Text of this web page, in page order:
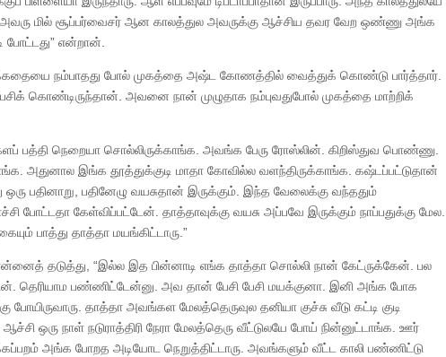
மில் சூப்பர்வைசர் ஆன காலத்துல அவருக்கு ஆச்சிய தவர வேற ஒண்ணு அங்க
போட்டது” என்றான்.
நம்பாதது போல் முகத்தை அஷ்ட கோணத்தில் வைத்துக் கொண்டு பார்த்தார்.
கொண்டிருந்தான். அவனை நான் முழுதாக நம்புவதுபோல் முகத்தை மாற்றிக்
நெறையா சொல்லிருக்காங்க. அவங்க பேரு ரோஸ்லின். கிறிஸ்துவ பொண்ணு.
அதுனால இங்க தூத்துக்குடி மாதா கோவில்ல வளந்திருக்காங்க. கஷ்டப்பட்டுதான்
பதினாறு, பதினேழு வயசுதான் இருக்கும். இந்த வேலைக்கு வந்ததும்
கேள்விப்பட்டேன். தாத்தாவுக்கு வயசு அப்பவே இருக்கும் நாப்பதுக்கு மேல.
பாத்து தாத்தா மயங்கிட்டாரு.”
தடுத்து, “இல்ல இத பின்னாடி எங்க தாத்தா சொல்லி நான் கேட்ருக்கேன். பல
தெரியாம பண்ணிட்டேன்னு. அவ தான் பேசி பேசி மயக்குனா. இனி அங்க போக
தாத்தா அவங்கள மேலத்தெருவுல தனியா குச்சு வீடு கட்டி குடி
ஒரு நாள் நடுராத்திரி நேரா மேலத்தெரு வீட்டுலயே போய் நின்னுட்டாங்க. ஊர்
அங்க போறத அடியோட நெறுத்திட்டாரு. அவங்களும் வீட்ட காலி பண்ணிட்டு